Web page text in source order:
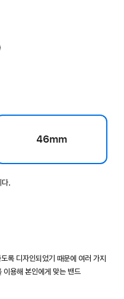
이트
46mm
.
록 디자인되었기 때문에 여러 가지
이용해 본인에게 맞는 밴드